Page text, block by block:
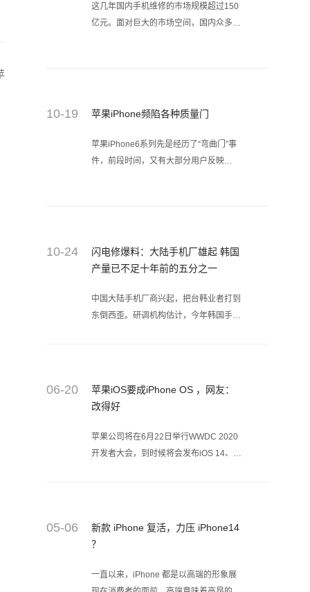
这几年国内手机维修的市场规模超过150
亿元。面对巨大的市场空间，国内众多手
为你曝光这猫腻吧!
10-19 苹果iPhone频陷各种质量门
苹果iPhone6系列先是经历了“弯曲门”事
件，前段时间，又有大部分用户反映
10-24
闪电修爆料：大陆手机厂雄起 韩国
产量已不足十年前的五分之一
中国大陆手机厂商兴起，把台韩业者打到
东倒西歪。研调机构估计，今年韩国手机
06-20
苹果iOS要成iPhone OS ，网友：
改得好
苹果公司将在6月22日举行WWDC 2020
开发者大会，到时候将会发布iOS 14、
05-06
新款 iPhone 复活，力压 iPhone14
？
一直以来，iPhone 都是以高端的形象展